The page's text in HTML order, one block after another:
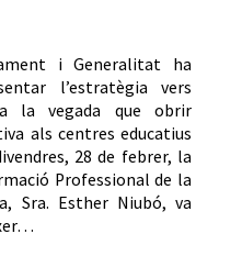
i Generalitat ha
l’estratègia vers
a la vegada que obrir
als centres educatius
28 de febrer, la
Professional de la
Sra. Esther Niubó, va